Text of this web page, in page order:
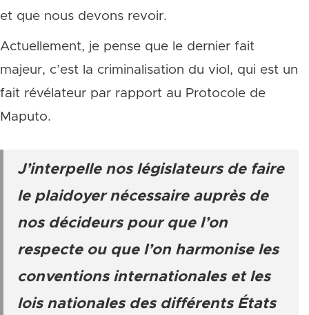
et que nous devons revoir.
Actuellement, je pense que le dernier fait
majeur, c’est la criminalisation du viol, qui est un
fait révélateur par rapport au Protocole de
Maputo.
J’interpelle nos législateurs de faire
le plaidoyer nécessaire auprès de
nos décideurs pour que l’on
respecte ou que l’on harmonise les
conventions internationales et les
lois nationales des différents États